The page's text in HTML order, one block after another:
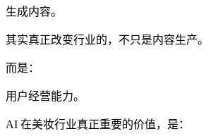
生成内容。
其实真正改变行业的，不只是内容生产。
而是：
用户经营能力。
AI 在美妆行业真正重要的价值，是：